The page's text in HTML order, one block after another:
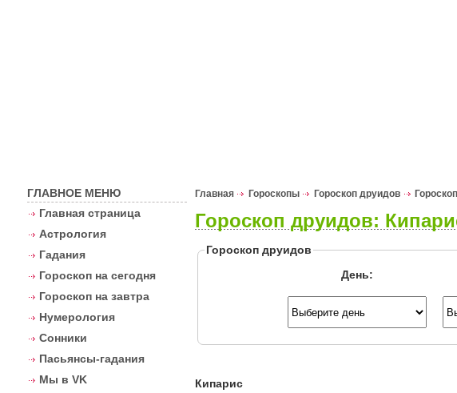
ГЛАВНОЕ МЕНЮ
Главная страница
Астрология
Гадания
Гороскоп на сегодня
Гороскоп на завтра
Нумерология
Сонники
Пасьянсы-гадания
Мы в VK
Главная Гороскопы Гороскоп друидов
Гороскоп друидов:
Гороскоп друидов
День:
Кипарис